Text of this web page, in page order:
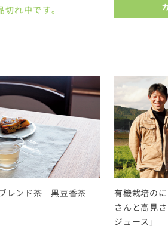
切れ中です。
レンド茶 黒豆香茶
有機栽培の
さんと高見
ジュース」